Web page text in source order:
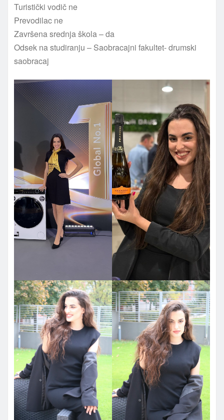
Turistički vodič ne
Prevodilac ne
Završena srednja škola – da
Odsek na studiranju – Saobracajni fakultet- drumski
saobracaj